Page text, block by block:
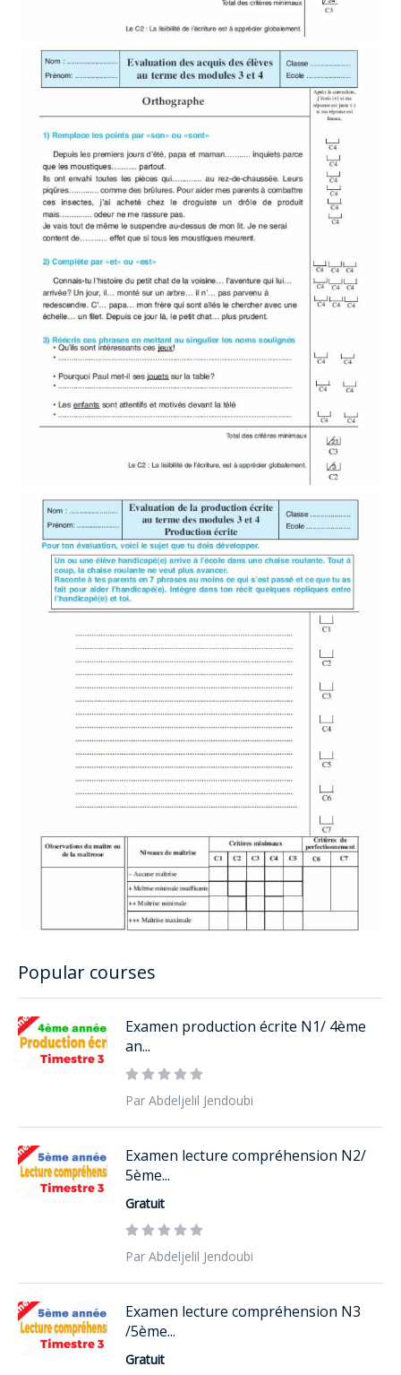
Popular courses
Examen production écrite N1/ 4ème
an...
Par Abdeljelil Jendoubi
Examen lecture compréhension N2/
5ème...
Gratuit
Par Abdeljelil Jendoubi
Examen lecture compréhension N3
/5ème...
Gratuit